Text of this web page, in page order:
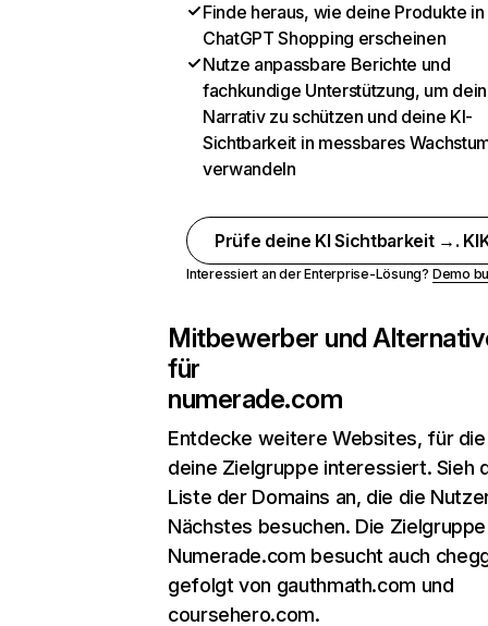
Finde heraus, wie deine Produkte in
ChatGPT Shopping erscheinen
Nutze anpassbare Berichte und
fachkundige Unterstützung, um dein
Narrativ zu schützen und deine KI-
Sichtbarkeit in messbares
verwandeln
Prüfe deine KI Sichtbarkeit →.
Interessiert an der Enterprise-Lösung? Demo
Mitbewerber und
für
numerade.com
Entdecke weitere Websites, für
deine Zielgruppe interessiert. Sieh
Liste der Domains an, die die
Nächstes besuchen. Die
Numerade.com besucht auch
gefolgt von gauthmath.com und
coursehero.com.